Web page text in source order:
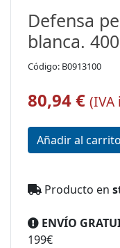
Defensa
blanca.
Código: B0913100
80,94 € (IVA
Producto en
ENVÍO
199€